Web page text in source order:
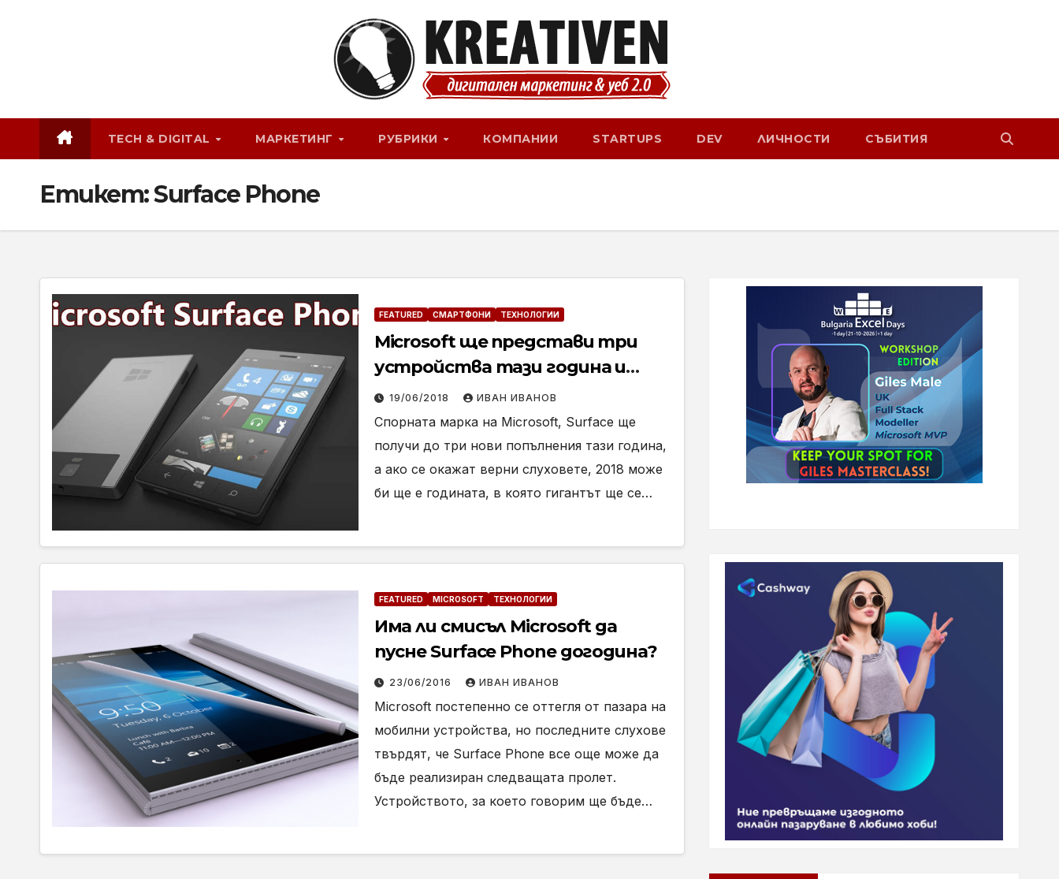
TECH & DIGITAL МАРКЕТИНГ РУБРИКИ КОМПАНИИ STARTUPS DEV ЛИЧНОСТИ СЪБИТИЯ
Етикет:Surface Phone
FEATURED СМАРТФОНИ ТЕХНОЛОГИИ
Microsoft ще представи три
устройства тази година и
едно от тях може да е Surface
Phone
19/06/2018 ИВАН ИВАНОВ
Спорната марка на Microsoft, Surface ще
получи до три нови попълнения тази година,
а ако се окажат верни слуховете, 2018 може
би ще е годината, в която гигантът ще се…
FEATURED MICROSOFT ТЕХНОЛОГИИ
Има ли смисъл Microsoft да
пусне Surface Phone догодина?
23/06/2016 ИВАН ИВАНОВ
Microsoft постепенно се оттегля от пазара на
мобилни устройства, но последните слухове
твърдят, че Surface Phone все още може да
бъде реализиран следващата пролет.
Устройството, за което говорим ще бъде…